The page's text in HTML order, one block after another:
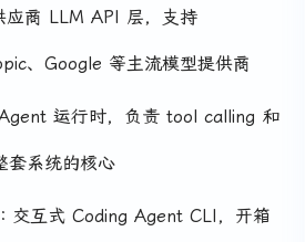
应商 LLM API 层，支持
、Google 等主流模型提供商
Agent 运行时，负责 tool calling 和
套系统的核心
：交互式 Coding Agent CLI，开箱